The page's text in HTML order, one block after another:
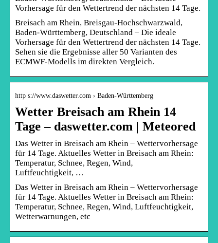
Vorhersage für den Wettertrend der nächsten 14 Tage.
Breisach am Rhein, Breisgau-Hochschwarzwald,
Baden-Württemberg, Deutschland – Die ideale
Vorhersage für den Wettertrend der nächsten 14 Tage.
Sehen sie die Ergebnisse aller 50 Varianten des
ECMWF-Modells im direkten Vergleich.
http s://www.daswetter.com › Baden-Württemberg
Wetter Breisach am Rhein 14
Tage – daswetter.com | Meteored
Das Wetter in Breisach am Rhein – Wettervorhersage
für 14 Tage. Aktuelles Wetter in Breisach am Rhein:
Temperatur, Schnee, Regen, Wind,
Luftfeuchtigkeit, …
Das Wetter in Breisach am Rhein – Wettervorhersage
für 14 Tage. Aktuelles Wetter in Breisach am Rhein:
Temperatur, Schnee, Regen, Wind, Luftfeuchtigkeit,
Wetterwarnungen, etc